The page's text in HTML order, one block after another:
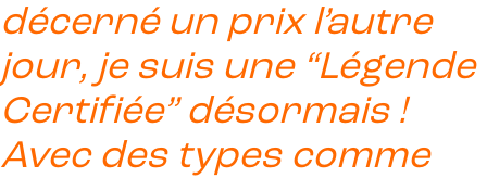
décerné un prix l’autre
jour, je suis une “Légende
Certifiée” désormais !
Avec des types comme